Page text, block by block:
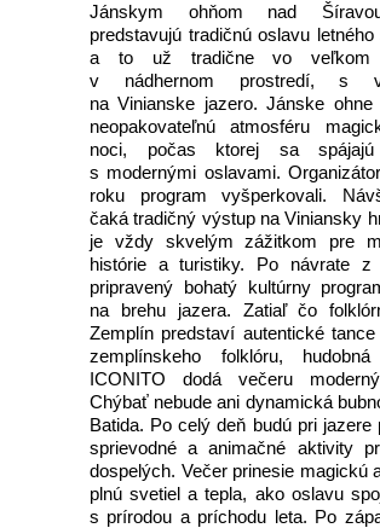
Jánskym ohňom nad
predstavujú tradičnú oslavu letného
a to už tradične vo
v nádhernom prostredí, s
na Vinianske jazero. Jánske ohne
neopakovateľnú atmosféru
noci, počas ktorej sa spájajú
s modernými oslavami.
roku program vyšperkovali.
čaká tradičný výstup na Viniansky
je vždy skvelým zážitkom pre
histórie a turistiky. Po návrate z
pripravený bohatý kultúrny
na brehu jazera. Zatiaľ čo
Zemplín predstaví autentické
zemplínskeho folklóru,
ICONITO dodá večeru
Chýbať nebude ani dynamická
Batida. Po celý deň budú pri jazere
sprievodné a animačné aktivity
dospelých. Večer prinesie magickú
plnú svetiel a tepla, ako oslavu
s prírodou a príchodu leta. Po